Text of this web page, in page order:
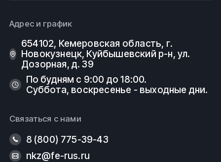
Адрес и график
654102, Кемеровская область, г.
Новокузнецк, Куйбышевский р-н, ул.
Дозорная, д. 39
По будням с 9:00 до 18:00.
Суббота, воскресенье - выходные дни.
Связаться с нами
8 (800) 775-39-43
nkz@fe-rus.ru